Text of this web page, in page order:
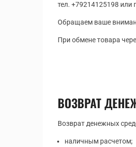
тел. +79214125198 или
Обращаем ваше
При обмене товара
ВОЗВРАТ
Возврат денежных
наличным расчетом;